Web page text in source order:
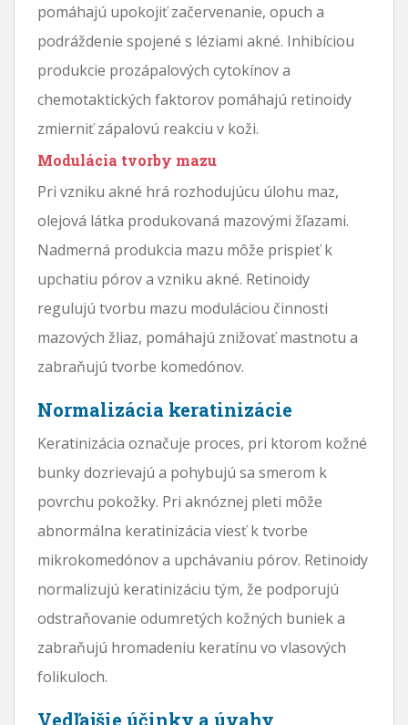
pomáhajú upokojiť začervenanie, opuch a
podráždenie spojené s léziami akné. Inhibíciou
produkcie prozápalových cytokínov a
chemotaktických faktorov pomáhajú retinoidy
zmierniť zápalovú reakciu v koži.
Modulácia tvorby mazu
Pri vzniku akné hrá rozhodujúcu úlohu maz,
olejová látka produkovaná mazovými žľazami.
Nadmerná produkcia mazu môže prispieť k
upchatiu pórov a vzniku akné. Retinoidy
regulujú tvorbu mazu moduláciou činnosti
mazových žliaz, pomáhajú znižovať mastnotu a
zabraňujú tvorbe komedónov.
Normalizácia keratinizácie
Keratinizácia označuje proces, pri ktorom kožné
bunky dozrievajú a pohybujú sa smerom k
povrchu pokožky. Pri aknóznej pleti môže
abnormálna keratinizácia viesť k tvorbe
mikrokomedónov a upchávaniu pórov. Retinoidy
normalizujú keratinizáciu tým, že podporujú
odstraňovanie odumretých kožných buniek a
zabraňujú hromadeniu keratínu vo vlasových
folikuloch.
Vedľajšie účinky a úvahy